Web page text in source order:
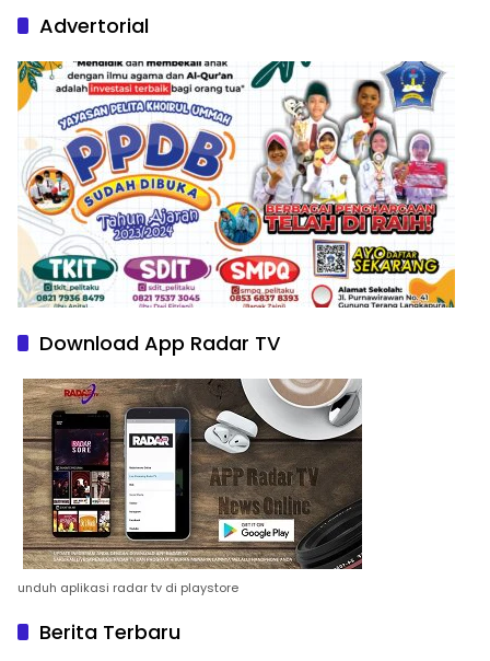
Advertorial
Download App Radar TV
unduh aplikasi radar tv di playstore
Berita Terbaru